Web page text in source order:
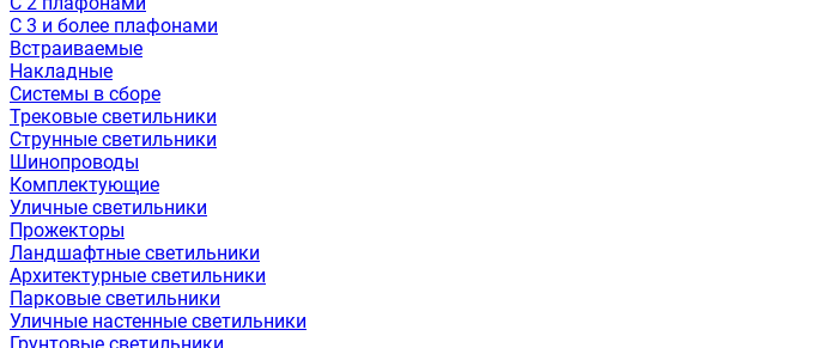
С 3 и более плафонами
Встраиваемые
Накладные
Системы в сборе
Трековые светильники
Струнные светильники
Шинопроводы
Комплектующие
Уличные светильники
Прожекторы
Ландшафтные светильники
Архитектурные светильники
Парковые светильники
Уличные настенные светильники